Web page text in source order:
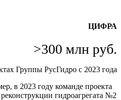
ЦИФРА
>300 млн руб.
Группы РусГидро с 2023 года
в 2023 году команде проекта
гидроагрегата №2